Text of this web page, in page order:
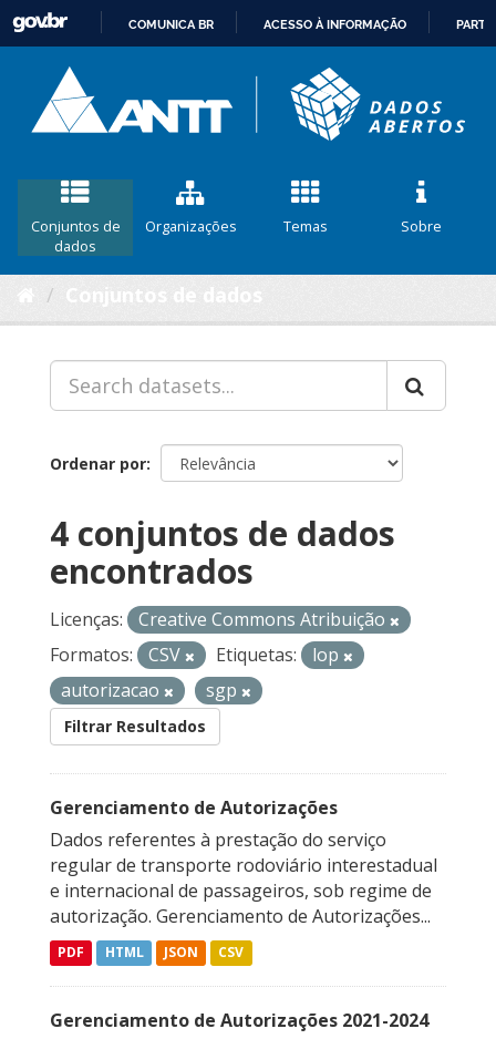
CONTEÚDO
COMUNICA BR ACESSO À INFORMAÇÃO
Conjuntos de
dados
Organizações Temas Sobre
Ordenar por
4 conjuntos de dados
encontrados
Licenças:
Creative Commons Atribuição
Formatos:
CSV Etiquetas:
lop
autorizacao
sgp
Filtrar Resultados
Gerenciamento de Autorizações
Dados referentes à prestação do serviço
regular de transporte rodoviário interestadual
e internacional de passageiros, sob regime de
autorização. Gerenciamento de Autorizações...
PDF HTML JSON CSV
Gerenciamento de Autorizações 2021-2024